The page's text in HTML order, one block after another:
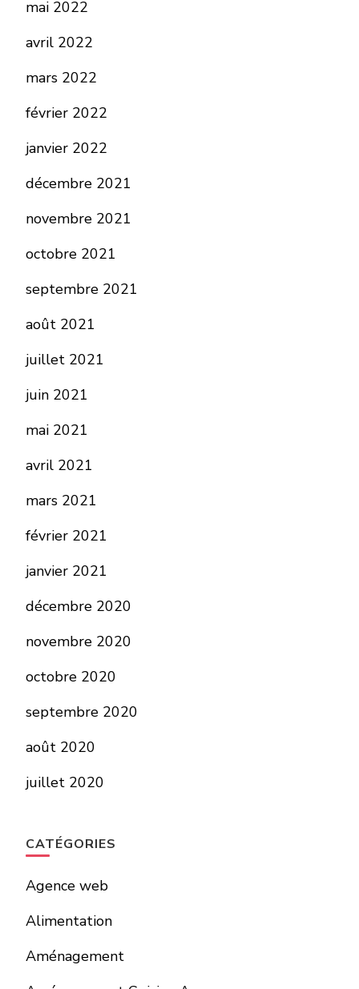
mai 2022
avril 2022
mars 2022
février 2022
janvier 2022
décembre 2021
novembre 2021
octobre 2021
septembre 2021
août 2021
juillet 2021
juin 2021
mai 2021
avril 2021
mars 2021
février 2021
janvier 2021
décembre 2020
novembre 2020
octobre 2020
septembre 2020
août 2020
juillet 2020
CATÉGORIES
Agence web
Alimentation
Aménagement